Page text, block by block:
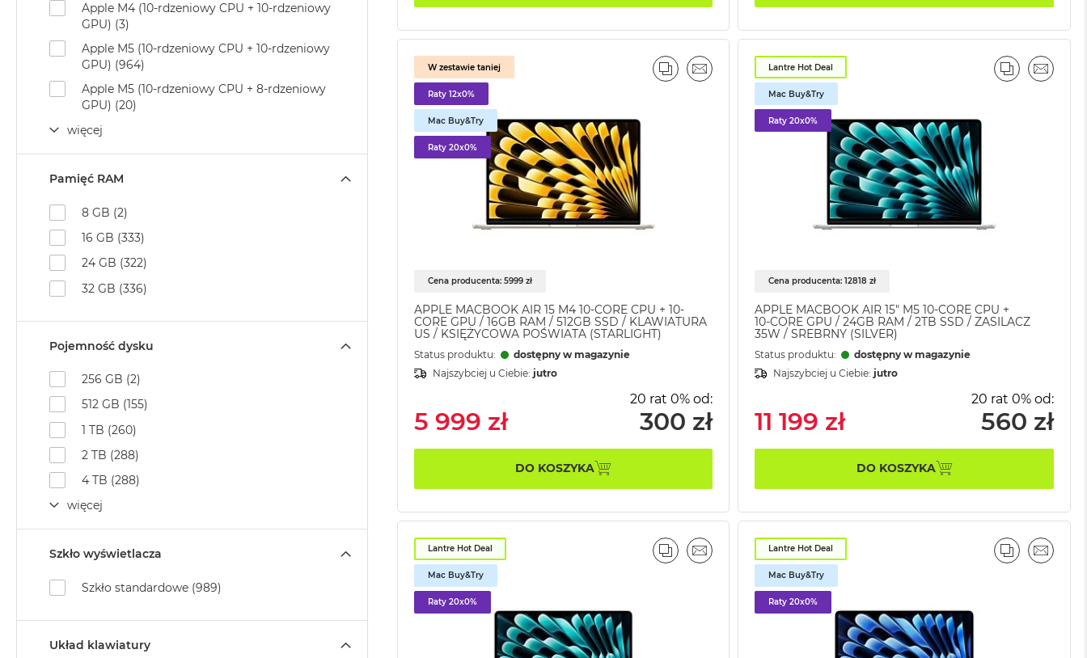
MacBook
Złoty
pamięci
RAM
MacBook
RAM
MacBook
24GB
RAM
MacBook
32GB
RAM
Według
pojemności
dysku
MacBook
512GB
W zestawie taniej
Raty 12x0%
Mac Buy&Try
Raty 20x0%
Cena producenta: 5999 zł
APPLE MACBOOK AIR 15 M4 10-CORE CPU + 10-
CORE GPU / 16GB RAM / 512GB SSD / KLAWIATURA
US / KSIĘŻYCOWA POŚWIATA (STARLIGHT)
Status produktu:
dostępny w magazynie
Najszybciej u Ciebie: jutro
5 999 zł
20 rat 0% od:
300 zł
DO KOSZYKA
PORÓWNAJ
EMAIL
Lantre Hot Deal
Mac Buy&Try
Raty 20x0%
Cena producenta: 12818 zł
APPLE MACBOOK AIR 15" M5 10‑CORE CPU +
10‑CORE GPU / 24GB RAM / 2TB SSD / ZASILACZ
35W / SREBRNY (SILVER)
Status produktu:
dostępny w magazynie
Najszybciej u Ciebie:jutro
11 199 zł
20 rat 0% od:
560 zł
DO KOSZYKA
PORÓWNAJ
EMAIL
Lantre Hot Deal
Mac Buy&Try
Raty 20x0%
PORÓWNAJ
EMAIL
Lantre Hot Deal
Mac Buy&Try
Raty 20x0%
PORÓWNAJ
EMAIL
Apple M4 (10-rdzeniowy CPU + 10-rdzeniowy
GPU) (3)
Apple M5 (10-rdzeniowy CPU + 10-rdzeniowy
GPU) (964)
Apple M5 (10-rdzeniowy CPU + 8-rdzeniowy
GPU) (20)
więcej
Pamięć RAM
8 GB (2)
16 GB (333)
24 GB (322)
32 GB (336)
Pojemność dysku
256 GB (2)
512 GB (155)
1 TB (260)
2 TB (288)
4 TB (288)
więcej
Szkło wyświetlacza
Szkło standardowe (989)
Układ klawiatury